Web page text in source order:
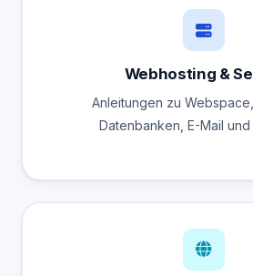
Webhosting &
Anleitungen zu Webspace,
Datenbanken, E-Mail und